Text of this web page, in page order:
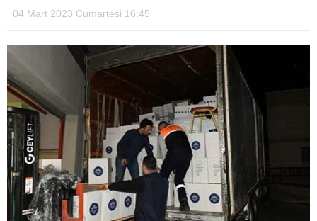
04 Mart 2023 Cumartesi 16:45